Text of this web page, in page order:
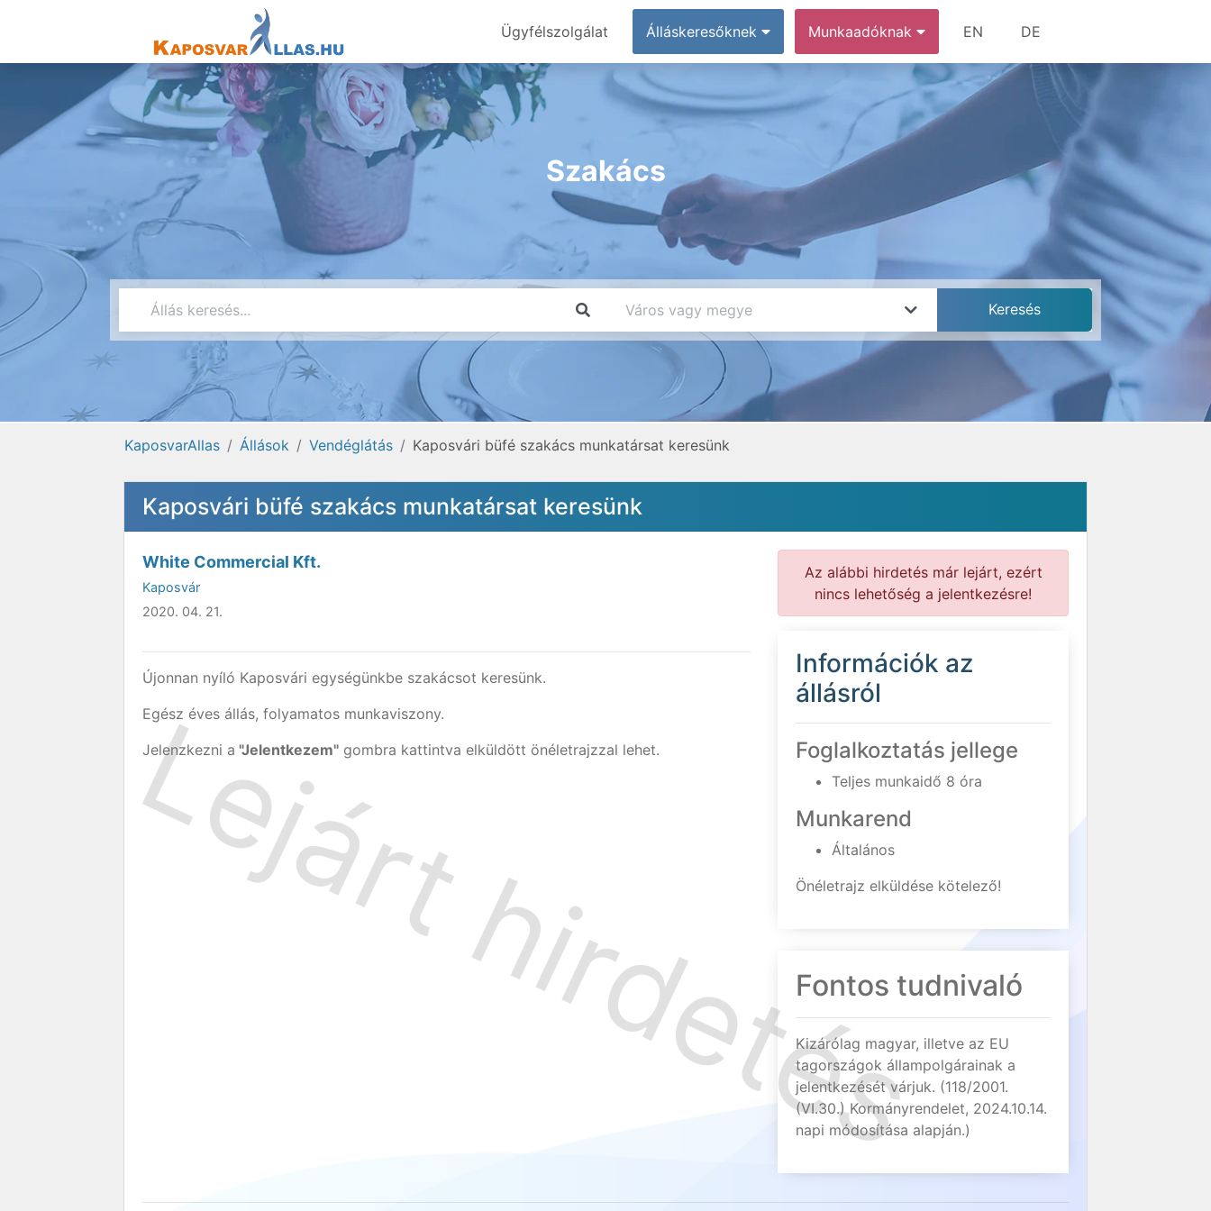
Ügyfélszolgálat Álláskeresőknek Munkaadóknak EN DE
Szakács
KaposvarAllas Állások Vendéglátás Kaposvári büfé szakács munkatársat keresünk
Kaposvári büfé szakács munkatársat keresünk
White Commercial Kft.
Kaposvár
2020. 04. 21.
Újonnan nyíló Kaposvári egységünkbe szakácsot keresünk.
Egész éves állás, folyamatos munkaviszony.
Jelenzkezni a "Jelentkezem" gombra kattintva elküldött önéletrajzzal lehet.
Az alábbi hirdetés már lejárt, ezért
nincs lehetőség a jelentkezésre!
Információk az
állásról
Foglalkoztatás jellege
Teljes munkaidő 8 óra
Munkarend
Általános
Önéletrajz elküldése kötelező!
Fontos tudnivaló
Kizárólag magyar, illetve az EU
tagországok állampolgárainak a
jelentkezését várjuk. (118/2001.
(VI.30.) Kormányrendelet, 2024.10.14.
napi módosítása alapján.)